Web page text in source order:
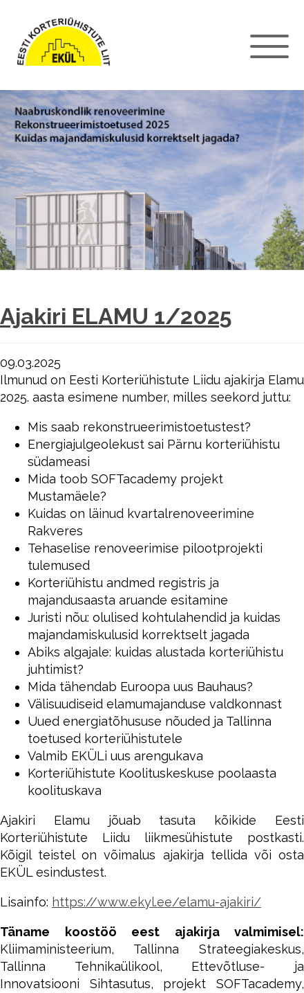
Ajakiri ELAMU 1/2025
09.03.2025
Ilmunud on Eesti Korteriühistute Liidu ajakirja Elamu
2025. aasta esimene number, milles seekord juttu:
Mis saab rekonstrueerimistoetustest?
Energiajulgeolekust sai Pärnu korteriühistu
südameasi
Mida toob SOFTacademy projekt
Mustamäele?
Kuidas on läinud kvartalrenoveerimine
Rakveres
Tehaselise renoveerimise pilootprojekti
tulemused
Korteriühistu andmed registris ja
majandusaasta aruande esitamine
Juristi nõu: olulised kohtulahendid ja kuidas
majandamiskulusid korrektselt jagada
Abiks algajale: kuidas alustada korteriühistu
juhtimist?
Mida tähendab Euroopa uus Bauhaus?
Välisuudiseid elamumajanduse valdkonnast
Uued energiatõhususe nõuded ja Tallinna
toetused korteriühistutele
Valmib EKÜLi uus arengukava
Korteriühistute Koolituskeskuse poolaasta
koolituskava
Ajakiri Elamu jõuab tasuta kõikide Eesti
Korteriühistute Liidu liikmesühistute postkasti.
Kõigil teistel on võimalus ajakirja tellida või osta
EKÜL esindustest.
Lisainfo: https://www.ekyl.ee/elamu-ajakiri/
Täname koostöö eest ajakirja valmimisel:
Kliimaministeerium, Tallinna Strateegiakeskus,
Tallinna Tehnikaülikool, Ettevõtluse- ja
Innovatsiooni Sihtasutus, projekt SOFTacademy,